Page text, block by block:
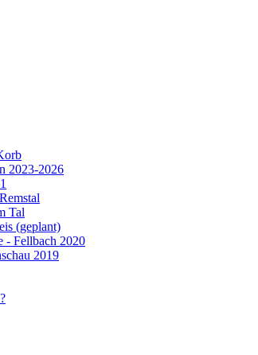
2023-2026
Tal
(geplant)
- Fellbach 2020
2019